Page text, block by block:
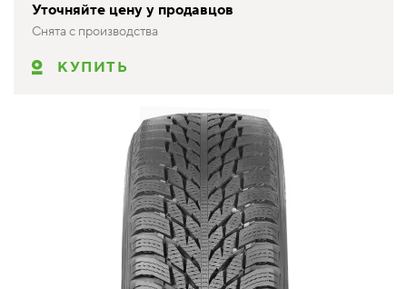
Уточняйте цену у продавцов
Снята с производства
КУПИТЬ